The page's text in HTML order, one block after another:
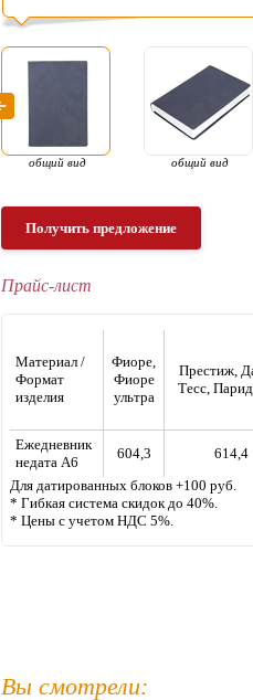
общий вид общий вид
Получить предложение
Прайс-лист
Материал /
Формат
изделия
Фиоре,
Фиоре
ультра
Престиж,
Тесс,
Ежедневник
недата А6
604,3 614,4
Для датированных блоков +100 руб.
* Гибкая система скидок до 40%.
* Цены с учетом НДС 5%.
Вы смотрели: